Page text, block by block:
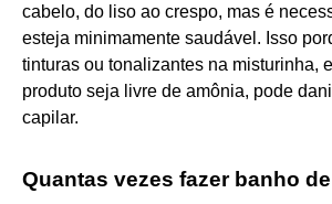
cabelo, do liso ao crespo, mas é
esteja minimamente saudável. Isso
tinturas ou tonalizantes na misturinha,
produto seja livre de amônia, pode
capilar.
Quantas vezes fazer banho